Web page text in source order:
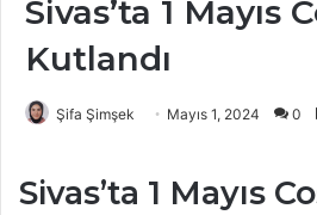
Sivas’ta 1 Mayıs
Kutlandı
Şifa Şimşek Mayıs 1, 2024 0
Sivas’ta 1 Mayıs